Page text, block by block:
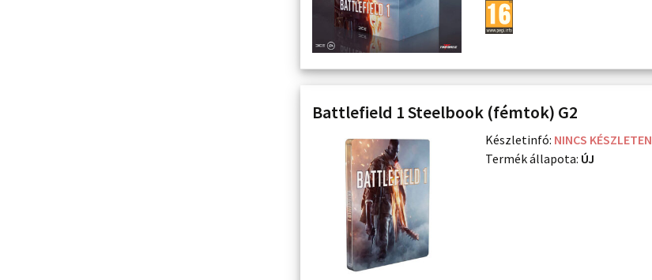
Battlefield 1 Steelbook (fémtok) G2
Készletinfó: NINCS KÉSZLETEN
Termék állapota: ÚJ